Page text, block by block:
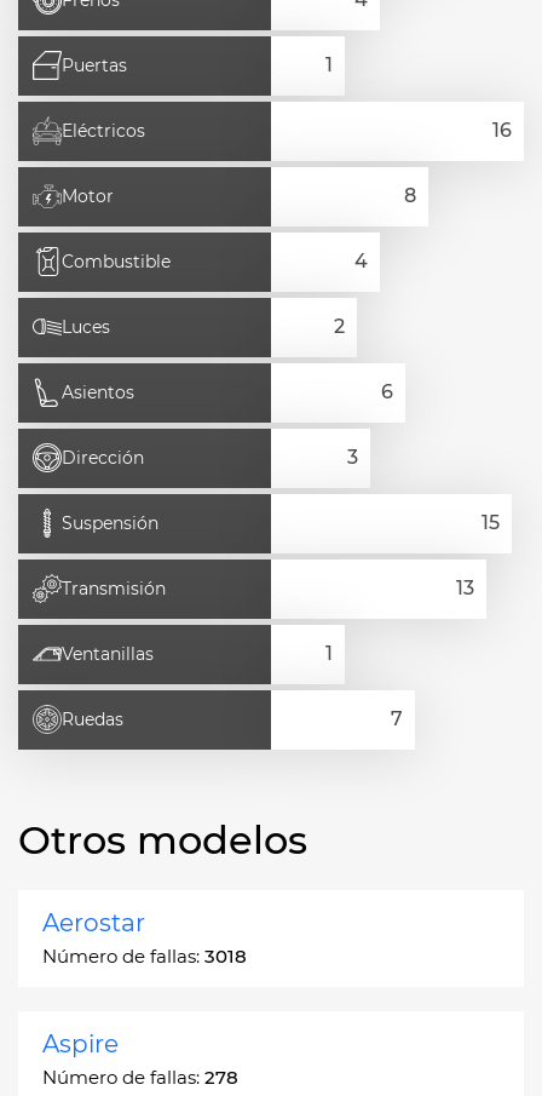
Puertas
Eléctricos
Motor
Combustible
Luces
Asientos
Dirección
Suspensión
Transmisión
Ventanillas
Ruedas
Otros modelos
Aerostar
Número de fallas: 3018
Aspire
Número de fallas: 278